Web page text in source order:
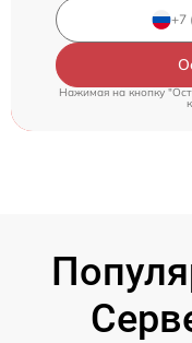
Нажимая на кнопку